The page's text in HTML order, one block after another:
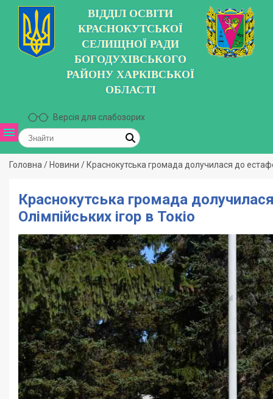
ВІДДІЛ ОСВІТИ
КРАСНОКУТСЬКОЇ
СЕЛИЩНОЇ РАДИ
БОГОДУХІВСЬКОГО
РАЙОНУ ХАРКІВСЬКОЇ
ОБЛАСТІ
Версія для слабозорих
Головна / Новини / Краснокутська громада долучилася до
Краснокутська громада
Олімпійських ігор в Токіо